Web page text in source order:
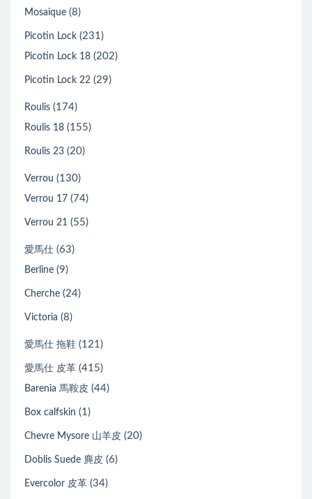
Mosaique (8)
Picotin Lock (231)
Picotin Lock 18 (202)
Picotin Lock 22 (29)
Roulis (174)
Roulis 18 (155)
Roulis 23 (20)
Verrou (130)
Verrou 17 (74)
Verrou 21 (55)
愛馬仕 (63)
Berline (9)
Cherche (24)
Victoria (8)
愛馬仕 拖鞋 (121)
愛馬仕 皮革 (415)
Barenia 馬鞍皮 (44)
Box calfskin (1)
Chevre Mysore 山羊皮 (20)
Doblis Suede 麂皮 (6)
Evercolor 皮革 (34)